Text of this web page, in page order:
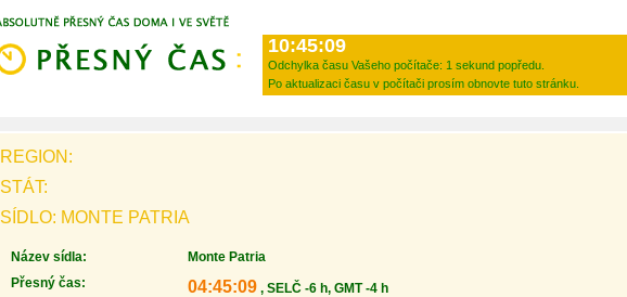
10:45:09
Odchylka času Vašeho počítače: 1 sekund popředu.
Po aktualizaci času v počítači prosím obnovte tuto stránku.
REGION:
STÁT:
SÍDLO: MONTE PATRIA
Název sídla:
Monte Patria
Přesný čas:
04:45:09 , SELČ -6 h, GMT -4 h